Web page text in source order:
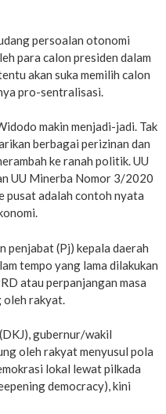
persoalan otonomi
para calon presiden dalam
akan suka memilih calon
pro-sentralisasi.
makin menjadi-jadi. Tak
berbagai perizinan dan
ke ranah politik. UU
UU Minerba Nomor 3/2020
pusat adalah contoh nyata
(Pj) kepala daerah
tempo yang lama dilakukan
atau perpanjangan masa
oleh rakyat.
gubernur/wakil
oleh rakyat menyusul pola
lokal lewat pilkada
democracy), kini